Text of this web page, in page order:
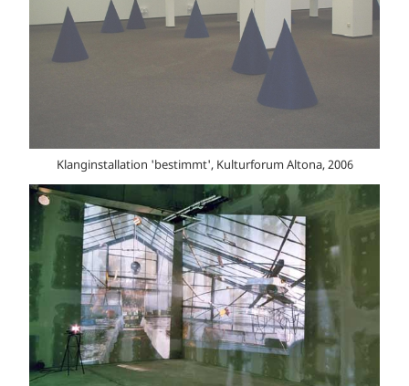
Klanginstallation 'bestimmt', Kulturforum Altona, 2006